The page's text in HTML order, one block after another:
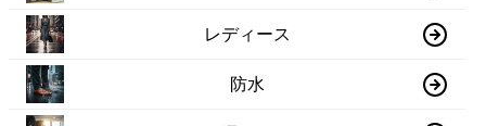
レディース
防水